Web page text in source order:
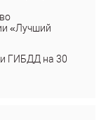
«Лучший
ГИБДД на 30